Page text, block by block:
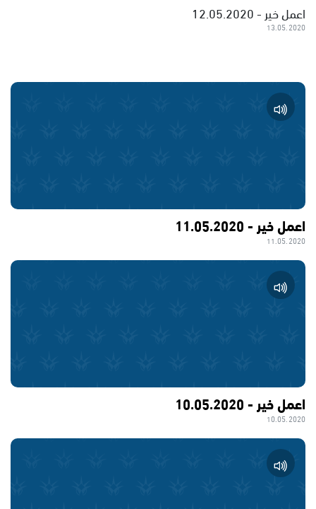
اعمل خير - 12.05.2020
13.05.2020
اعمل خير - 11.05.2020
11.05.2020
اعمل خير - 10.05.2020
10.05.2020